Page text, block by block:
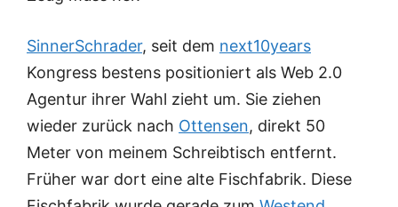
SinnerSchrader, seit dem next10years
Kongress bestens positioniert als Web 2.0
Agentur ihrer Wahl zieht um. Sie ziehen
wieder zurück nach Ottensen, direkt 50
Meter von meinem Schreibtisch entfernt.
Früher war dort eine alte Fischfabrik. Diese